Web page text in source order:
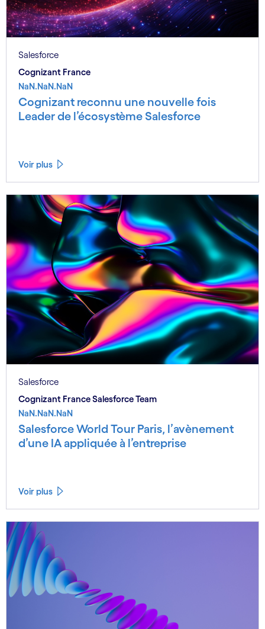
Salesforce
Cognizant France
NaN.NaN.NaN
Cognizant reconnu une nouvelle fois
Leader de l’écosystème Salesforce
Voir plus
Salesforce
Cognizant France Salesforce Team
NaN.NaN.NaN
Salesforce World Tour Paris, l’avènement
d’une IA appliquée à l’entreprise
Voir plus